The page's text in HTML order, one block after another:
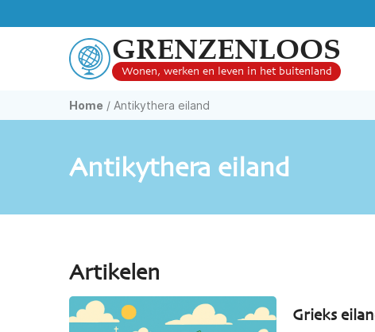
GRENZENLOOS
Wonen, werken en leven in het buitenland
Home / Antikythera eiland
Antikythera eiland
Artikelen
Grieks